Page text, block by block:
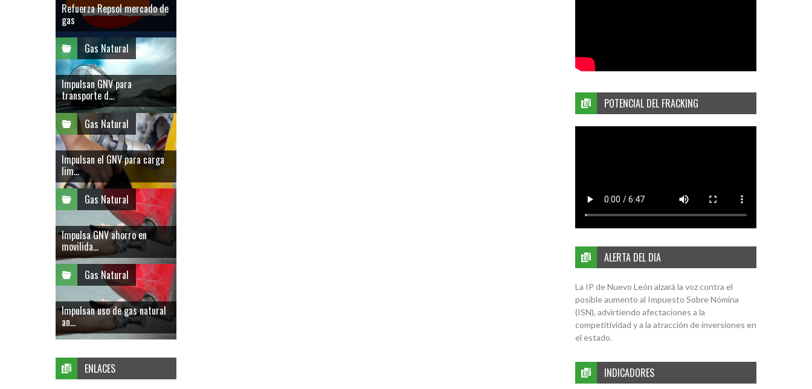
POTENCIAL DEL FRACKING
ALERTA DEL DIA
La IP de Nuevo León alzará la voz contra el
posible aumento al Impuesto Sobre Nómina
(ISN), advirtiendo afectaciones a la
competitividad y a la atracción de inversiones en
el estado.
INDICADORES
Refuerza Repsol mercado de
gas
Gas Natural
Impulsan GNV para
transporte d...
Gas Natural
Impulsan el GNV para carga
lim...
Gas Natural
Impulsa GNV ahorro en
movilida...
Gas Natural
Impulsan uso de gas natural
an...
ENLACES